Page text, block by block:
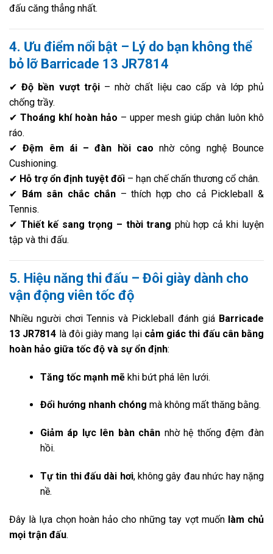
đấu căng thẳng nhất.
4. Ưu điểm nổi bật – Lý do bạn không thể
bỏ lỡ Barricade 13 JR7814
✔Độ bền vượt trội– nhờ chất liệu cao cấp và lớp phủ
chống trầy.
✔ Thoáng khí hoàn hảo – upper mesh giúp chân luôn khô
ráo.
✔Đệm êm ái – đàn hồi cao nhờ công nghệ Bounce
Cushioning.
✔ Hỗ trợ ổn định tuyệt đối – hạn chế chấn thương cổ chân.
✔ Bám sân chắc chắn – thích hợp cho cả Pickleball &
Tennis.
✔ Thiết kế sang trọng – thời trang phù hợp cả khi luyện
tập và thi đấu.
5. Hiệu năng thi đấu – Đôi giày dành cho
vận động viên tốc độ
Nhiều người chơi Tennis và Pickleball đánh giá Barricade
13 JR7814 là đôi giày mang lại cảm giác thi đấu cân bằng
hoàn hảo giữa tốc độ và sự ổn định:
Tăng tốc mạnh mẽkhi bứt phá lên lưới.
Đổi hướng nhanh chóng mà không mất thăng bằng.
Giảm áp lực lên bàn chân nhờ hệ thống đệm đàn
hồi.
Tự tin thi đấu dài hơi, không gây đau nhức hay nặng
nề.
Đây là lựa chọn hoàn hảo cho những tay vợt muốn làm chủ
mọi trận đấu.